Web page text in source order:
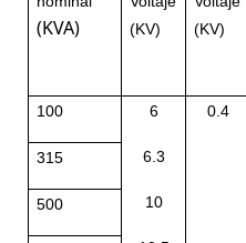
(KVA)
(KV)
(KV)
100 6
6.3
10
0.4
315
500